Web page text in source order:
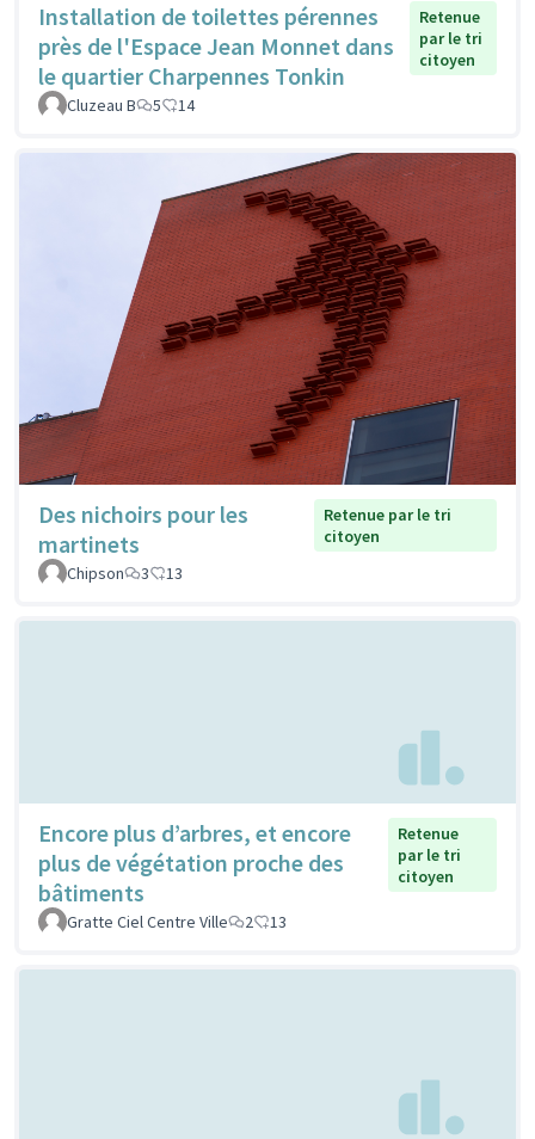
Installation de toilettes pérennes
près de l'Espace Jean Monnet dans
le quartier Charpennes Tonkin
Retenue
par le tri
citoyen
Cluzeau B 5 14
Des nichoirs pour les
martinets
Retenue par le tri
citoyen
Chipson
3 13
Encore plus d’arbres, et encore
plus de végétation proche des
bâtiments
Retenue
par le tri
citoyen
Gratte Ciel Centre Ville 2 13